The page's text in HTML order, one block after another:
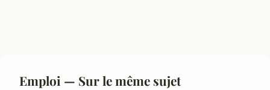
Emploi — Sur le même sujet